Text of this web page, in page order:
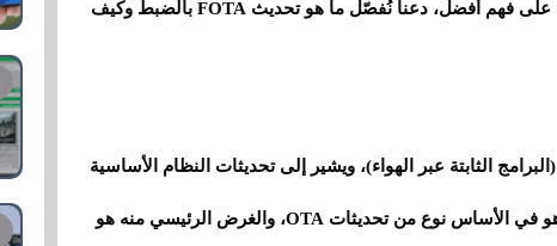
مُحمّل الإقلاع (bootloader) بالكامل. لمساعدتك على فهم أفضل، دعنا نُفصّل ما هو تحديث FOTA بالضبط وكيف
FOTA هو اختصار لـ Firmware Over-The-Air (البرامج الثابتة عبر الهواء)، ويشير إلى تحديثات النظام الأساسية
المُرسلة إلى الأجهزة عبر السحابة (الإنترنت). وهو في الأساس نوع من تحديثات OTA، والغرض الرئيسي منه هو